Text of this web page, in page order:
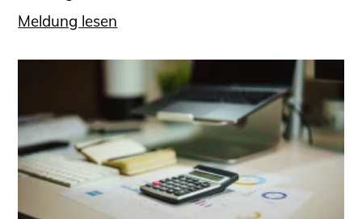
Meldung lesen